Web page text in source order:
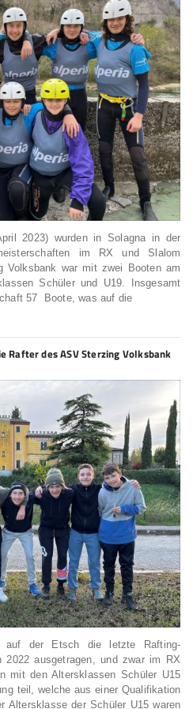
2023) wurden in Solagna in der
im RX und Slalom
Volksbank war mit zwei Booten am
Schüler und U19. Insgesamt
57 Boote, was auf die
Rafter des ASV Sterzing Volksbank
auf der Etsch die letzte Rafting-
2022 ausgetragen, und zwar im RX
mit den Altersklassen Schüler U15
teil, welche aus einer Qualifikation
Altersklasse der Schüler U15 waren